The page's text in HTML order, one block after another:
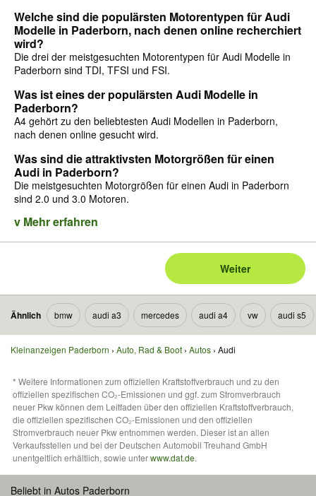
Welche sind die populärsten Motorentypen für Audi
Modelle in Paderborn, nach denen online recherchiert
wird?
Die drei der meistgesuchten Motorentypen für Audi Modelle in
Paderborn sind TDI, TFSI und FSI.
Was ist eines der populärsten Audi Modelle in
Paderborn?
A4 gehört zu den beliebtesten Audi Modellen in Paderborn,
nach denen online gesucht wird.
Was sind die attraktivsten Motorgrößen für einen
Audi in Paderborn?
Die meistgesuchten Motorgrößen für einen Audi in Paderborn
sind 2.0 und 3.0 Motoren.
v Mehr erfahren
Weiter
Ähnlich bmw audi a3 mercedes audi a4 vw audi s5
Kleinanzeigen Paderborn Auto, Rad & Boot Autos Audi
* Weitere Informationen zum offiziellen Kraftstoffverbrauch und zu den
offiziellen spezifischen CO₂-Emissionen und ggf. zum Stromverbrauch
neuer Pkw können dem Leitfaden über den offiziellen Kraftstoffverbrauch,
die offiziellen spezifischen CO₂-Emissionen und den offiziellen
Stromverbrauch neuer Pkw entnommen werden. Dieser ist an allen
Verkaufsstellen und bei der Deutschen Automobil Treuhand GmbH
unentgeltlich erhältlich, sowie unterwww.dat.de.
Beliebt in Autos Paderborn